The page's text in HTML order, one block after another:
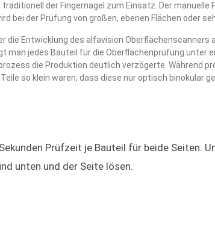
der Fingernagel zum Einsatz. Der
bei der Prüfung von großen, ebenen Flächen oder
die Entwicklung des alfavision
man jedes Bauteil für die Oberflächenprüfung unter
die Produktion deutlich verzögerte. Während
so klein waren, dass diese nur optisch binokular
Prüfzeit je Bauteil für beide
unten und der Seite lösen.